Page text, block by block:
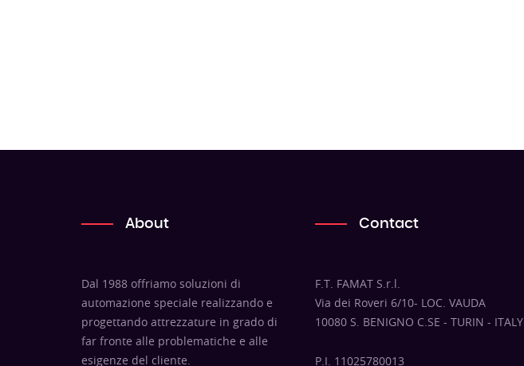
About
Dal 1988 offriamo soluzioni di
automazione speciale realizzando e
progettando attrezzature in grado di
far fronte alle problematiche e alle
esigenze del cliente.
Contact
F.T. FAMAT S.r.l.
Via dei Roveri 6/10- LOC. VAUDA
10080 S. BENIGNO C.SE - TURIN - ITALY
P.I. 11025780013